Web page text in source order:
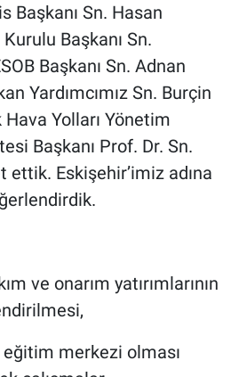
Başkanı Sn. Hasan
Başkanı Sn.
Başkanı Sn. Adnan
Yardımcımız Sn. Burçin
Yolları Yönetim
Başkanı Prof. Dr. Sn.
ettik. Eskişehir’imiz adına
ve onarım yatırımlarının
merkezi olması